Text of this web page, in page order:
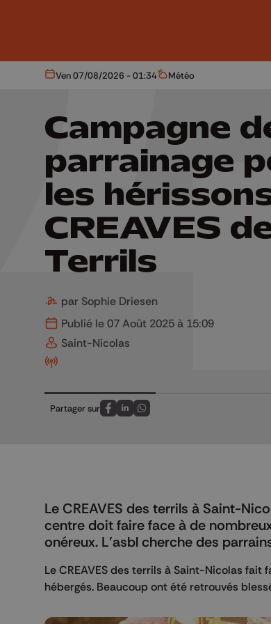
Aujourd'hui
Ven 07/08/2026 - 01:34 Météo
Météo
Campagne
parrainage
les
CREAVES
Terrils
par Sophie Driesen
Publié le 07 Août 2025 à 15:09
Saint-Nicolas
Partager sur
Partagez sur FaceBook
Partagez sur LinkedIn
Partagez sur Whatsapp
Le CREAVES des terrils à Saint-
centre doit faire face à de
onéreux. L’asbl cherche des
Le CREAVES des terrils à Saint-Nicolas
hébergés. Beaucoup ont été retrouvés